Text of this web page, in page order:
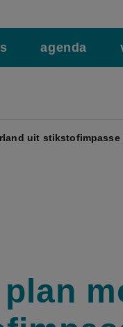
agenda
uit stikstofimpasse